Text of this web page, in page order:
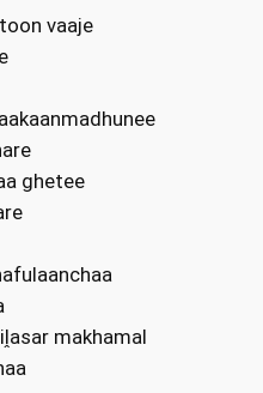
vaaje
ghetee
makhamal